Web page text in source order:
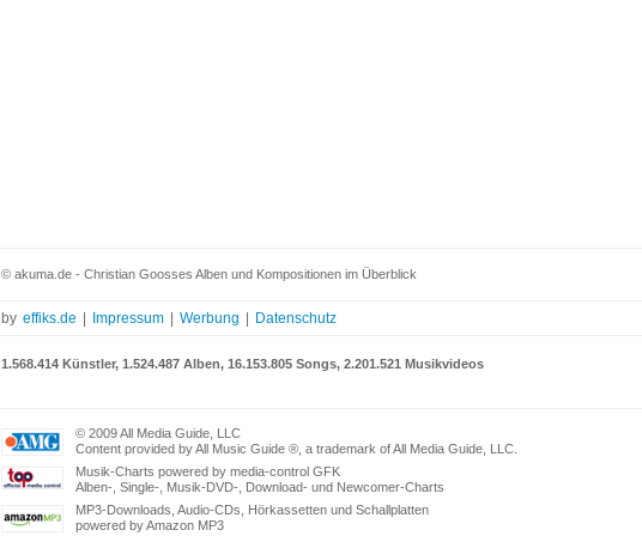
© akuma.de - Christian Goosses Alben und Kompositionen im Überblick
by effiks.de Impressum Werbung Datenschutz
1.568.414 Künstler, 1.524.487 Alben, 16.153.805 Songs, 2.201.521 Musikvideos
© 2009 All Media Guide, LLC
Content provided by All Music Guide ®, a trademark of All Media Guide, LLC.
Musik-Charts powered by media-control GFK
Alben-, Single-, Musik-DVD-, Download- und Newcomer-Charts
MP3-Downloads, Audio-CDs, Hörkassetten und Schallplatten
powered by Amazon MP3